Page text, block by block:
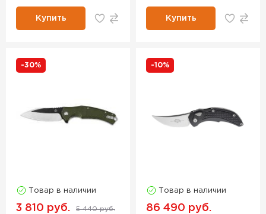
Купить Купить
-30%
Товар в наличии
3 810 руб. 5 440 руб.
-10%
Товар в наличии
86 490 руб.